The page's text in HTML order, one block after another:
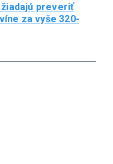
žiadajú preveriť
za vyše 320-